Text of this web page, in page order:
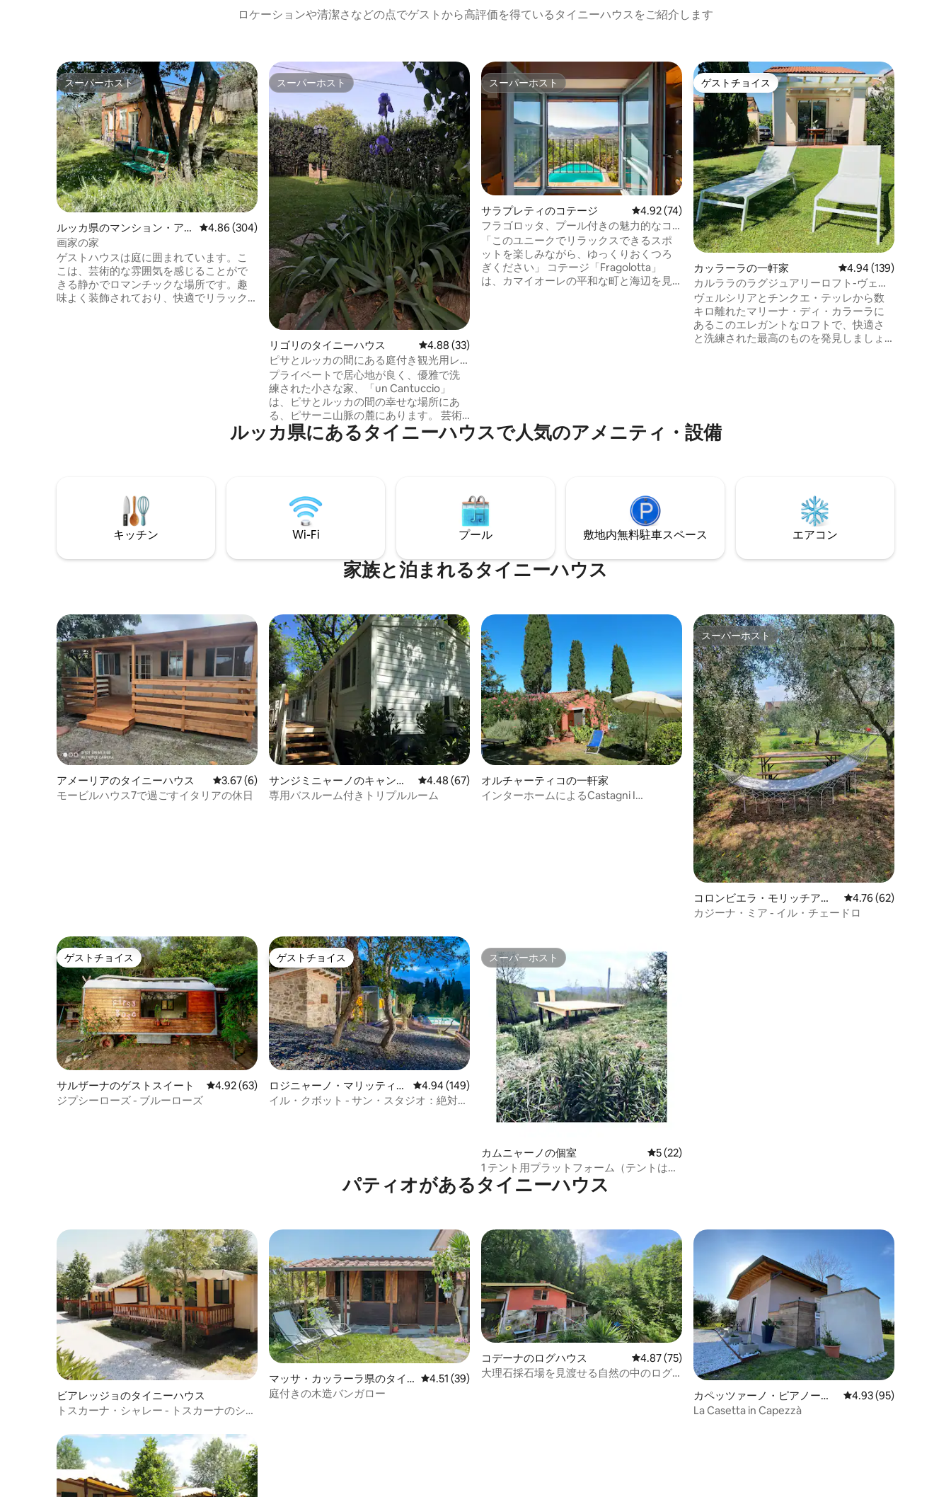
ロケーションや清潔さなどの点でゲストから高評価を得ているタイニーハウスをご紹介します
スーパーホスト
スーパーホスト
ルッカ県のマンション・ア
パート
レビュー304件、5つ星中4.86つ星の平均評価
4.86 (304)
画家の家
ゲストハウスは庭に囲まれています。こ
こは、芸術的な雰囲気を感じることがで
きる静かでロマンチックな場所です。趣
味よく装飾されており、快適でリラック
スーパーホスト
スーパーホスト
リゴリのタイニーハウス レビュー33件、5つ星中4.88つ星の平均評価
4.88 (33)
ピサとルッカの間にある庭付き観光用レ
ンタル物件
プライベートで居心地が良く、優雅で洗
練された小さな家、「un Cantuccio」
は、ピサとルッカの間の幸せな場所にあ
る、ピサーニ山脈の麓にあります。 芸術
都市、サン・ロッソーレ自然公園、バー
ニ・ディ・ピーザ温泉センター、ティレ
ア）の海への観光ルートの出発点として
最適です。 約40平方メートルの家は、3階
建てで、トスカーナ風に改装され、設備
の整った庭園があります。
スーパーホスト
スーパーホスト
サラプレティのコテージ レビュー74件、5つ星中4.92つ星の平均評価
4.92 (74)
フラゴロッタ、プール付きの魅力的なコ
テージ
「このユニークでリラックスできるスポ
ットを楽しみながら、ゆっくりおくつろ
ぎください」 コテージ「Fragolotta」
は、カマイオーレの平和な町と海辺を見
ゲストチョイス
ゲストチョイス
カッラーラの一軒家 レビュー139件、5つ
4.94 (139)
カルララのラグジュアリーロフト-ヴェル
シリア-チンクエ・テッレ
ヴェルシリアとチンクエ・テッレから数
キロ離れたマリーナ・ディ・カラーラに
あるこのエレガントなロフトで、快適さ
と洗練された最高のものを発見しましょ
ングルーム（ダブルソファベッド付き）
を備えたオープンスペース、バスルーム
ルッカ県にあるタイニーハウスで人気のアメニティ・設備
キッチン Wi-Fi プール 敷地内無料駐⁠車ス⁠ペ⁠ー⁠ス エアコン
家族と泊まれるタイニーハウス
アメーリアのタイニーハウス レビュー6件、5つ星中3.67つ星の平均評価
3.67 (6)
モービルハウス7で過ごすイタリアの休日
サンジミニャーノのキャンプ
場
レビュー67件、5つ星中4.48つ星の平均評価
4.48 (67)
専用バスルーム付きトリプルルーム
オルチャーティコの一軒家
インターホームによるCastagni I
スーパーホスト
スーパーホスト
コロンビエラ・モリッチアラ
のタイニーハウス
レビュー62件、5つ
4.76 (62)
カジーナ・ミア - イル・チェードロ
ゲストチョイス
ゲストチョイス
サルザーナのゲストスイート レビュー63件、5つ星中4.92つ星の平均評価
4.92 (63)
ジプシーローズ - ブルーローズ
ゲストチョイス
ゲストチョイス
ロジニャーノ・マリッティモ
のロフト
レビュー149件、5つ星中4.94つ星の平均評価
4.94 (149)
イル・クボット - サン・スタジオ：絶対的
スーパーホスト
スーパーホスト
カムニャーノの個室 レビュー22件、5つ星中5つ星の平均評価
5 (22)
1 テント用プラットフォーム（テントは含
まれていません！）
パティオがあるタイニーハウス
ビアレッジョのタイニーハウス
トスカーナ・シャレー - トスカーナのシャ
マッサ・カッラーラ県のタイ
ニーハウス
レビュー39件、5つ星中4.51つ星の平均評価
4.51 (39)
庭付きの木造バンガロー
コデーナのログハウス レビュー75件、5つ星中4.87つ星の平均評価
4.87 (75)
大理石採石場を見渡せる自然の中のログ
カペッツァーノ・ピアノーレ
のタイニーハウス
レビュー95件、5つ星
4.93 (95)
La Casetta in Capezzà